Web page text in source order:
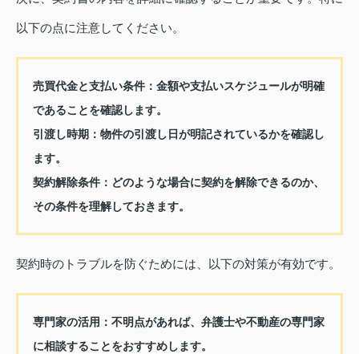
以下の点に注意してください。
売買代金と支払い条件： 金額や支払いスケジュールが明確
であることを確認します。
引渡し時期： 物件の引渡し日が明記されているかを確認し
ます。
契約解除条件： どのような場合に契約を解除できるのか、
その条件を理解しておきます。
契約時のトラブルを防ぐためには、以下の対策が有効です。
専門家の活用： 不明点があれば、弁護士や不動産の専門家
に相談することをおすすめします。